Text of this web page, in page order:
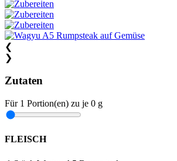
❮
❯
Zutaten
Für 1 Portion(en) zu je 0 g
FLEISCH